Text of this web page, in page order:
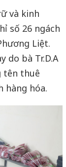
và kinh
số 26 ngách
Liệt.
do bà Tr.D.A
tên thuê
hàng hóa.